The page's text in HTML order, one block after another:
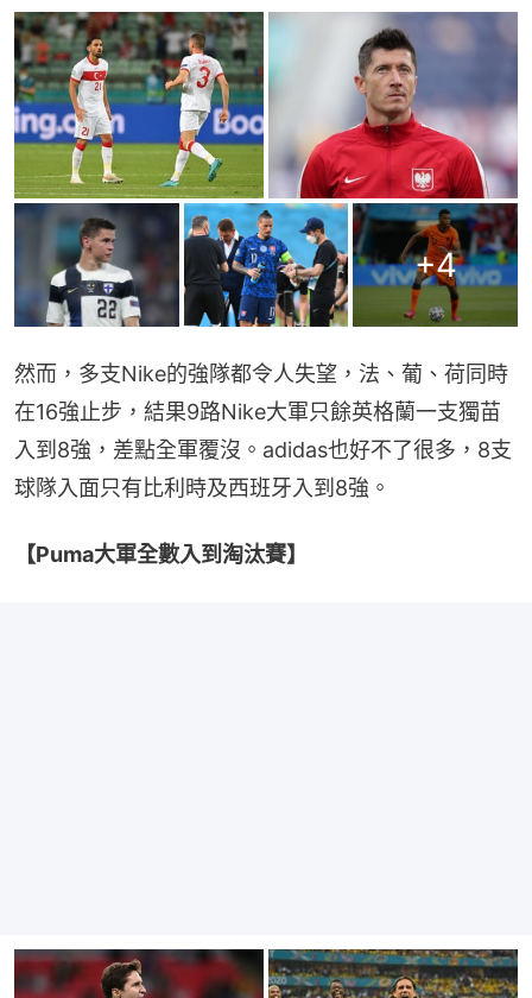
+4
然而，多支Nike的強隊都令人失望，法、葡、荷同時
在16強止步，結果9路Nike大軍只餘英格蘭一支獨苗
入到8強，差點全軍覆沒。adidas也好不了很多，8支
球隊入面只有比利時及西班牙入到8強。
【Puma大軍全數入到淘汰賽】